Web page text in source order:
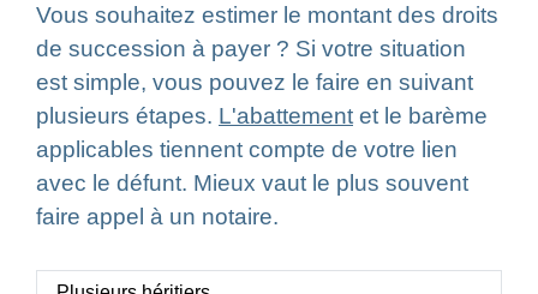
Vous souhaitez estimer le montant des droits
de succession à payer ? Si votre situation
est simple, vous pouvez le faire en suivant
plusieurs étapes. L'abattement et le barème
applicables tiennent compte de votre lien
avec le défunt. Mieux vaut le plus souvent
faire appel à un notaire.